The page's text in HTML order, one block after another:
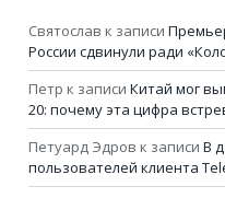
Святослав к записи
России сдвинули ради
Петр к записи Китай мог
20: почему эта цифра
Петуард Эдров к записи В
пользователей клиента